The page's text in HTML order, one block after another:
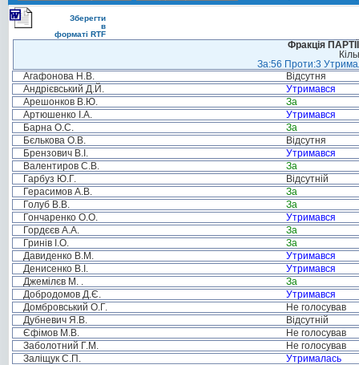
Зберегти
в
форматі RTF
Фракція
За:56 Проти:3
Агафонова Н.В.
Відсутня
Андрієвський Д.Й.
Утримався
Арешонков В.Ю.
За
Артюшенко І.А.
Утримався
Барна О.С.
За
Бєлькова О.В.
Відсутня
Брензович В.І.
Утримався
Валентиров С.В.
За
Гарбуз Ю.Г.
Відсутній
Герасимов А.В.
За
Голуб В.В.
За
Гончаренко О.О.
Утримався
Гордєєв А.А.
За
Гринів І.О.
За
Давиденко В.М.
Утримався
Денисенко В.І.
Утримався
Джемілєв М. .
За
Добродомов Д.Є.
Утримався
Домбровський О.Г.
Не голосував
Дубневич Я.В.
Відсутній
Єфімов М.В.
Не голосував
Заболотний Г.М.
Не голосував
Заліщук С.П.
Утрималась